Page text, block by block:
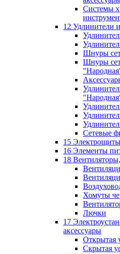
Системы
12 Удлинители
Шнуры
Шнуры
Сетевые
15
16 Элементы
18
Хомуты
Лючки
17
аксессуары
Открытая
Скрытая